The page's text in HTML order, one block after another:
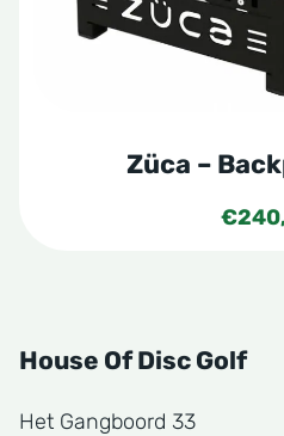
Züca –
€
House Of Disc Golf
Het Gangboord 33